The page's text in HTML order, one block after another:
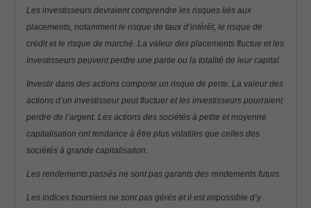
Les investisseurs devraient comprendre les risques liés aux
placements, notamment le risque de taux d’intérêt, le risque de
crédit et le risque de marché. La valeur des placements fluctue et les
investisseurs peuvent perdre une partie ou la totalité de leur capital.
Investir dans des actions comporte un risque de perte. La valeur des
actions d’un investisseur peut fluctuer et les investisseurs pourraient
perdre de l’argent. Les actions des sociétés à petite et moyenne
capitalisation ont tendance à être plus volatiles que celles des
sociétés à grande capitalisation.
Les rendements passés ne sont pas garants des rendements futurs.
Les indices boursiers ne sont pas gérés et il est impossible d’y